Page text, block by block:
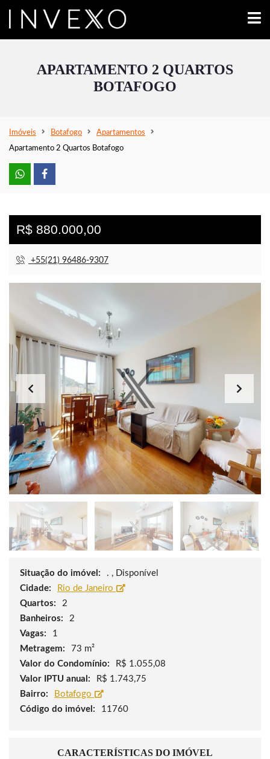
APARTAMENTO 2 QUARTOS
BOTAFOGO
Imóveis Botafogo
Apartamentos
Apartamento 2 Quartos Botafogo
R$ 880.000,00
+55(21) 96486-9307
Situação do imóvel:
. , Disponível
Cidade:
Rio de Janeiro
Quartos:
2
Banheiros:
2
Vagas:
1
Metragem:
73 m²
Valor do Condomínio:
R$ 1.055,08
Valor IPTU anual:
R$ 1.743,75
Bairro:
Botafogo
Código do imóvel:
11760
CARACTERÍSTICAS DO IMÓVEL